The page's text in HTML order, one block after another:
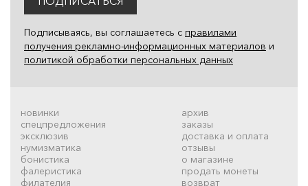
Подписываясь, вы соглашаетесь с правилами
получения рекламно-информационных материалов и
политикой обработки персональных данных
новинки
спецпредложения
эксклюзив
нумизматика
бонистика
фалеристика
филателия
архив
заказы
доставка и оплата
отзывы
о магазине
продать монеты
возврат